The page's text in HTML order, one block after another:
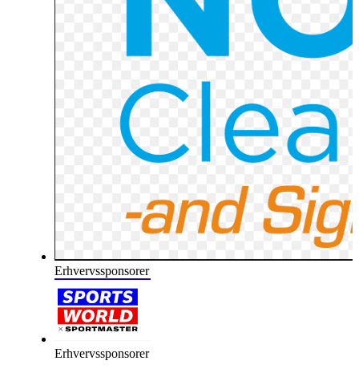
Erhvervssponsorer
Erhvervssponsorer